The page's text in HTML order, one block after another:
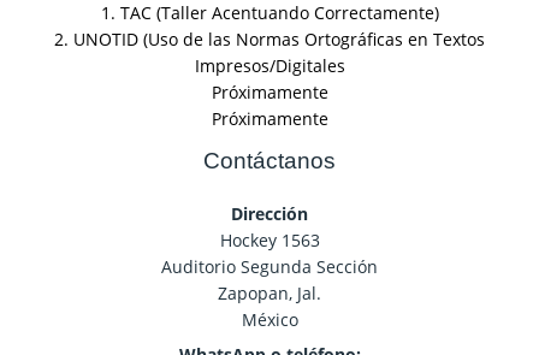
1. TAC (Taller Acentuando Correctamente)
2. UNOTID (Uso de las Normas Ortográficas en Textos
Impresos/Digitales
Próximamente
Próximamente
Contáctanos
Dirección
Hockey 1563
Auditorio Segunda Sección
Zapopan, Jal.
México